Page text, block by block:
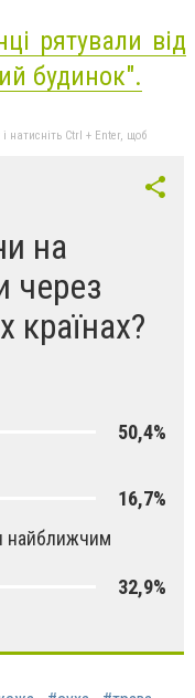
рятували від
будинок".
натисніть Ctrl + Enter, щоб
на
через
країнах?
50,4%
16,7%
найближчим
32,9%